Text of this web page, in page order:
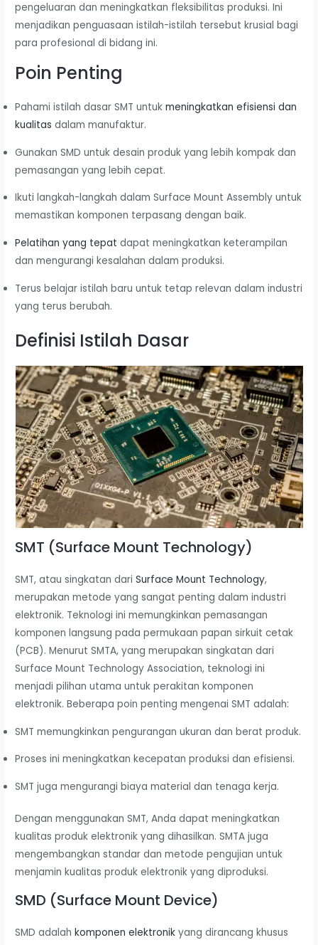
pengeluaran dan meningkatkan fleksibilitas produksi. Ini
menjadikan penguasaan istilah-istilah tersebut krusial bagi
para profesional di bidang ini.
Poin Penting
Pahami istilah dasar SMT untukmeningkatkan efisiensi dan
kualitas dalam manufaktur.
Gunakan SMD untuk desain produk yang lebih kompak dan
pemasangan yang lebih cepat.
Ikuti langkah-langkah dalam Surface Mount Assembly untuk
memastikan komponen terpasang dengan baik.
Pelatihan yang tepat dapat meningkatkan keterampilan
dan mengurangi kesalahan dalam produksi.
Terus belajar istilah baru untuk tetap relevan dalam industri
yang terus berubah.
Definisi Istilah Dasar
SMT (Surface Mount Technology)
SMT, atau singkatan dariSurface Mount Technology,
merupakan metode yang sangat penting dalam industri
elektronik. Teknologi ini memungkinkan pemasangan
komponen langsung pada permukaan papan sirkuit cetak
(PCB). Menurut SMTA, yang merupakan singkatan dari
Surface Mount Technology Association, teknologi ini
menjadi pilihan utama untuk perakitan komponen
elektronik. Beberapa poin penting mengenai SMT adalah:
SMT memungkinkan pengurangan ukuran dan berat produk.
Proses ini meningkatkan kecepatan produksi dan efisiensi.
SMT juga mengurangi biaya material dan tenaga kerja.
Dengan menggunakan SMT, Anda dapat meningkatkan
kualitas produk elektronik yang dihasilkan. SMTA juga
mengembangkan standar dan metode pengujian untuk
menjamin kualitas produk elektronik yang diproduksi.
SMD (Surface Mount Device)
SMD adalahkomponen elektronik yang dirancang khusus